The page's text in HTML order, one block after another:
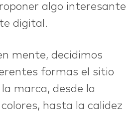
algo interesante
digital.
mente, decidimos
formas el sitio
marca, desde la
hasta la calidez